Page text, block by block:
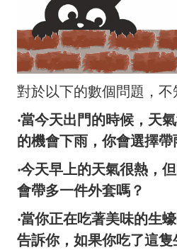
對於以下的數個問題，
‧當今天出門的時候，天
的機會下雨，你會選擇帶
‧今天早上的天氣很熱，
會帶多一件外套嗎？
‧當你正在吃著美味的生
告訴你，如果你吃了這